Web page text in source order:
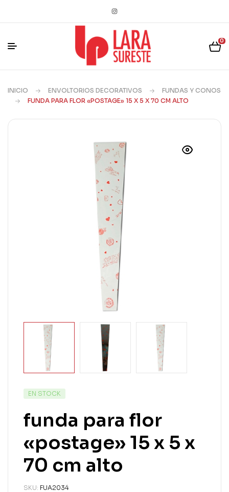
0
INICIO ENVOLTORIOS DECORATIVOS
FUNDAS Y CONOS
FUNDA PARA FLOR «POSTAGE» 15 X 5 X 70 CM ALTO
EN STOCK
funda para flor
«postage» 15 x 5 x
70 cm alto
SKU: FUA2034